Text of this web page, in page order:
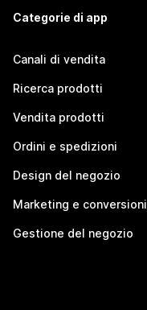
Categorie di app
Canali di vendita
Ricerca prodotti
Vendita prodotti
Ordini e spedizioni
Design del negozio
Marketing e conversioni
Gestione del negozio